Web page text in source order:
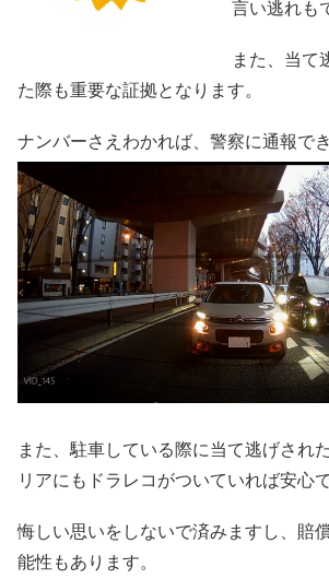
言い逃れも
また、当て
た際も重要な証拠となります。
ナンバーさえわかれば、警察に通報で
また、駐車している際に当て逃げされ
リアにもドラレコがついていれば安心で
悔しい思いをしないで済みますし、賠
能性もあります。